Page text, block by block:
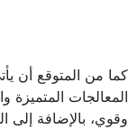
المعالجات المتميزة